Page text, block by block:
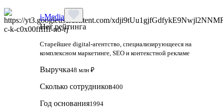
i-Media
Нет рейтинга
Старейшее digital-агентство, специализирующееся на
комплексном маркетинге, SEO и контекстной рекламе
Выручка48 млн ₽
Сколько сотрудников400
Год основания1994